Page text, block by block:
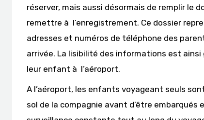
réserver, mais aussi désormais de remplir le
remettre à l’enregistrement. Ce dossier
adresses et numéros de téléphone des
arrivée. La lisibilité des informations est
leur enfant à l’aéroport.
A l’aéroport, les enfants voyageant seuls
sol de la compagnie avant d’être